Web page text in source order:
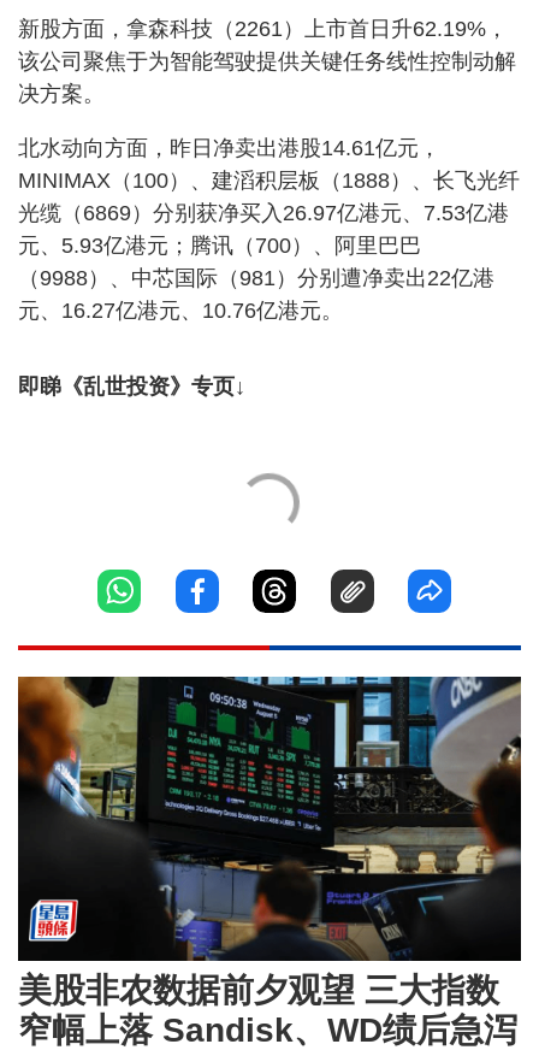
新股方面，拿森科技（2261）上市首日升62.19%，
该公司聚焦于为智能驾驶提供关键任务线性控制动解
决方案。
北水动向方面，昨日净卖出港股14.61亿元，
MINIMAX（100）、建滔积层板（1888）、长飞光纤
光缆（6869）分别获净买入26.97亿港元、7.53亿港
元、5.93亿港元；腾讯（700）、阿里巴巴
（9988）、中芯国际（981）分别遭净卖出22亿港
元、16.27亿港元、10.76亿港元。
即睇《乱世投资》专页↓
美股非农数据前夕观望 三大指数
窄幅上落 Sandisk、WD绩后急泻